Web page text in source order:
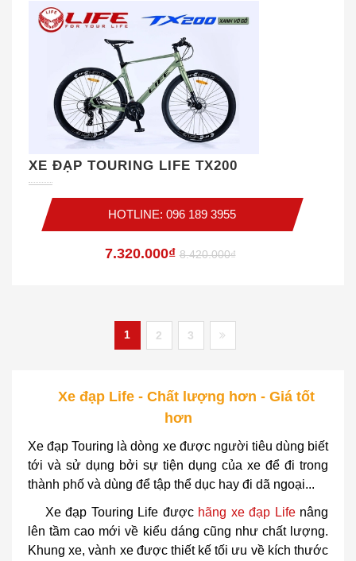
XE ĐẠP TOURING LIFE TX200
HOTLINE: 096 189 3955
7.320.000₫ 8.420.000₫
1 2 3
Xe đạp Life - Chất lượng hơn - Giá tốt
hơn
Xe đạp Touring là dòng xe được người tiêu dùng biết
tới và sử dụng bởi sự tiện dụng của xe để đi trong
thành phố và dùng để tập thể dục hay đi dã ngoại...
Xe đạp Touring Life được hãng xe đạp Lifenâng
lên tầm cao mới về kiểu dáng cũng như chất lượng.
Khung xe, vành xe được thiết kế tối ưu về kích thước